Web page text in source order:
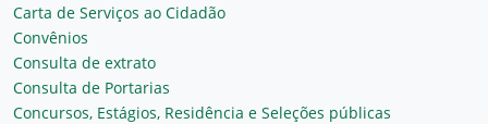
Carta de Serviços ao Cidadão
Convênios
Consulta de extrato
Consulta de Portarias
Concursos, Estágios, Residência e Seleções públicas